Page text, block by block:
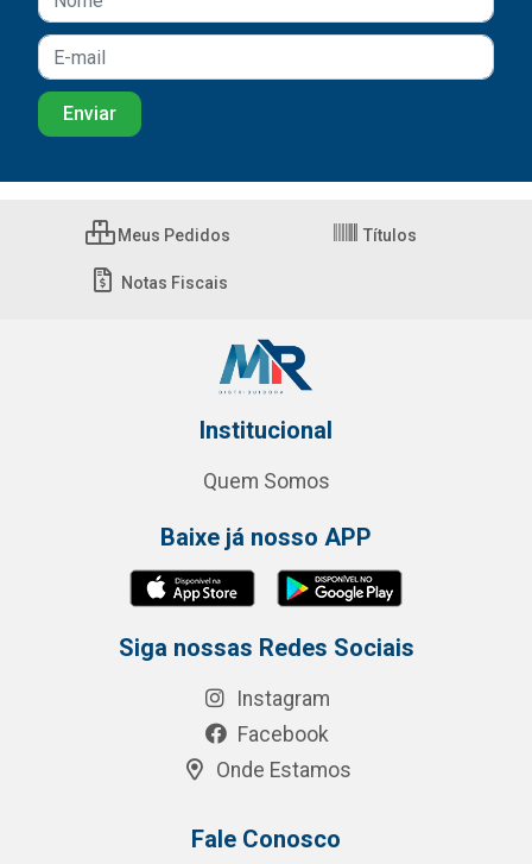
Meus Pedidos Títulos
Notas Fiscais
Institucional
Quem Somos
Baixe já nosso APP
Siga nossas Redes Sociais
Instagram
Facebook
Onde Estamos
Fale Conosco